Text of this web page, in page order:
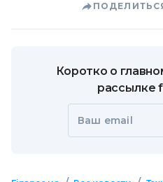
Коротко о
рассылке
Ваш email